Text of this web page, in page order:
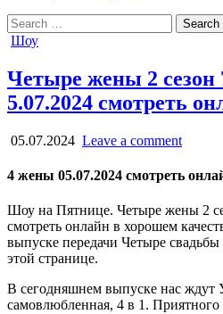
Search
for:
Posted
Шоу
Четыре жены 2 сезон
5.07.2024 смотреть
05.07.2024 Leave a comment
4 жены 05.07.2024 смотреть
Шоу на Пятнице. Четыре жены 2
смотреть онлайн в хорошем
выпуске передачи Четыре свадьбы
этой странице.
В сегодняшнем выпуске нас ждут
самовлюбленная, 4 в 1. Приятного